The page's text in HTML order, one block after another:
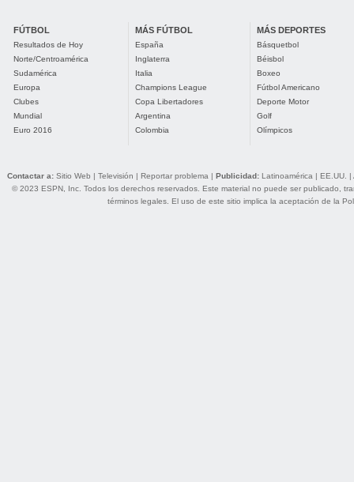
FÚTBOL
Resultados de Hoy
Norte/Centroamérica
Sudamérica
Europa
Clubes
Mundial
Euro 2016
MÁS FÚTBOL
España
Inglaterra
Italia
Champions League
Copa Libertadores
Argentina
Colombia
MÁS DEPORTES
Básquetbol
Béisbol
Boxeo
Fútbol Americano
Deporte Motor
Golf
Olímpicos
Contactar a: Sitio Web | Televisión | Reportar problema | Publicidad: Latinoamérica | EE.UU. |
© 2023 ESPN, Inc. Todos los derechos reservados. Este material no puede ser publicado,
términos legales. El uso de este sitio implica la aceptación de la